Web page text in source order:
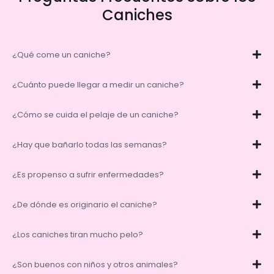
Caniches
¿Qué come un caniche?
¿Cuánto puede llegar a medir un caniche?
¿Cómo se cuida el pelaje de un caniche?
¿Hay que bañarlo todas las semanas?
¿Es propenso a sufrir enfermedades?
¿De dónde es originario el caniche?
¿Los caniches tiran mucho pelo?
¿Son buenos con niños y otros animales?